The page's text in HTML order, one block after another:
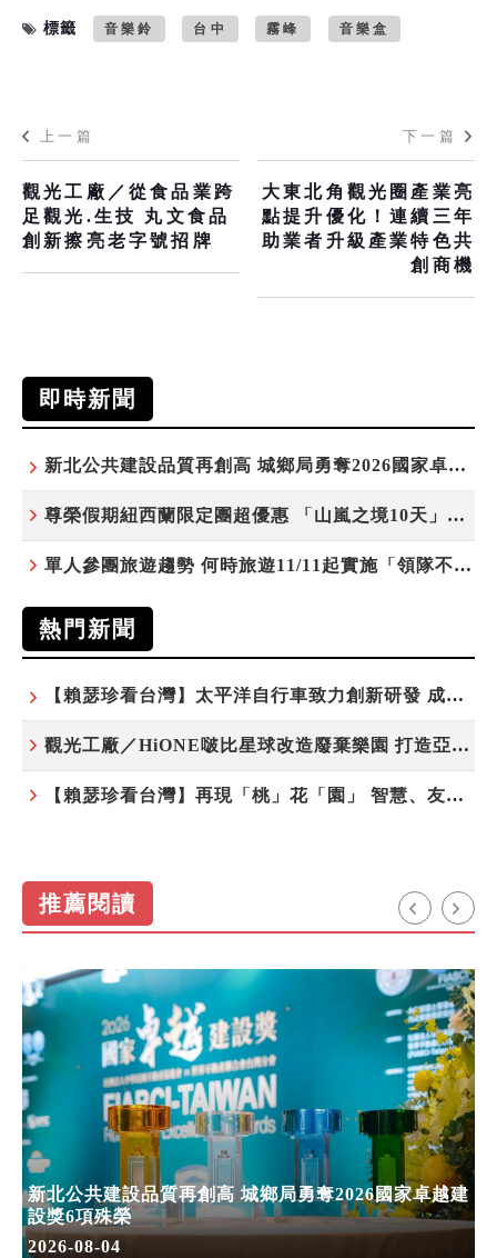
標籤 音樂鈴 台中 霧峰 音樂盒
上一篇
觀光工廠／從食品業跨
足觀光.生技 丸文食品
創新擦亮老字號招牌
下一篇
大東北角觀光圈產業亮
點提升優化！連續三年
助業者升級產業特色共
創商機
即時新聞
新北公共建設品質再創高 城鄉局勇奪2026國家卓越建設獎6項殊榮
尊榮假期紐西蘭限定團超優惠 「山嵐之境10天」挑戰市場最高CP值
單人參團旅遊趨勢 何時旅遊11/11起實施「領隊不配房」 落單更免收單房差
熱門新聞
【賴瑟珍看台灣】太平洋自行車致力創新研發 成就台灣隱形冠軍
觀光工廠／HiONE啵比星球改造廢棄樂園 打造亞洲最大寵物天堂
【賴瑟珍看台灣】再現「桃」花「園」 智慧、友善、永續成為桃園遞給國際的名片
推薦閱讀
新北公共建設品質再創高 城鄉局勇奪2026國家卓越建
設獎6項殊榮
2026-08-04